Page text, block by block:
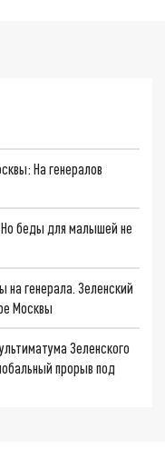
На генералов
беды для малышей не
генерала. Зеленский
Москвы
Зеленского
прорыв под